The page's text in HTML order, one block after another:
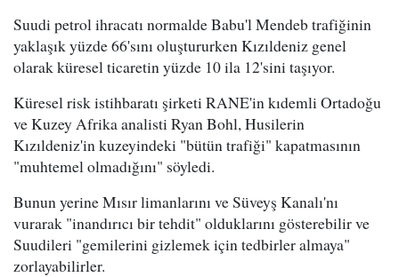
Suudi petrol ihracatı normalde Babu'l Mendeb trafiğinin
yaklaşık yüzde 66'sını oluştururken Kızıldeniz genel
olarak küresel ticaretin yüzde 10 ila 12'sini taşıyor.
Küresel risk istihbaratı şirketi RANE'in kıdemli Ortadoğu
ve Kuzey Afrika analisti Ryan Bohl, Husilerin
Kızıldeniz'in kuzeyindeki "bütün trafiği" kapatmasının
"muhtemel olmadığını" söyledi.
Bunun yerine Mısır limanlarını ve Süveyş Kanalı'nı
vurarak "inandırıcı bir tehdit" olduklarını gösterebilir ve
Suudileri "gemilerini gizlemek için tedbirler almaya"
zorlayabilirler.